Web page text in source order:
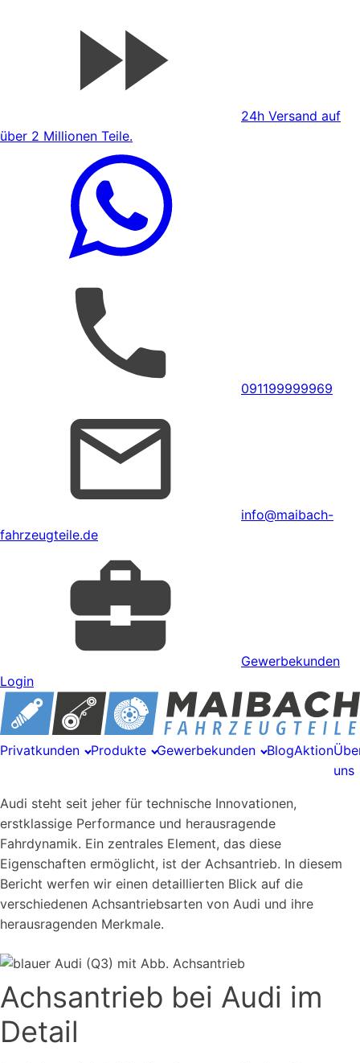
24h Versand auf
über 2 Millionen Teile.
091199999969
info@maibach-
fahrzeugteile.de
Gewerbekunden
Login
Privatkunden Produkte Gewerbekunden BlogAktion
uns
Audi steht seit jeher für technische Innovationen,
erstklassige Performance und herausragende
Fahrdynamik. Ein zentrales Element, das diese
Eigenschaften ermöglicht, ist der Achsantrieb. In diesem
Bericht werfen wir einen detaillierten Blick auf die
verschiedenen Achsantriebsarten von Audi und ihre
herausragenden Merkmale.
Achsantrieb bei Audi im
Detail